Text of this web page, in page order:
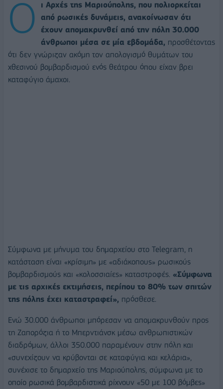
Ο
ι Αρχές της Μαριούπολης, που πολιορκείται
από ρωσικές δυνάμεις, ανακοίνωσαν ότι
έχουν απομακρυνθεί από την πόλη 30.000
άνθρωποι μέσα σε μία εβδομάδα, προσθέτοντας
ότι δεν γνώριζαν ακόμη τον απολογισμό θυμάτων του
χθεσινού βομβαρδισμού ενός θεάτρου όπου είχαν βρει
καταφύγιο άμαχοι.
Σύμφωνα με μήνυμα του δημαρχείου στο Telegram, η
κατάσταση είναι «κρίσιμη» με «αδιάκοπους» ρωσικούς
βομβαρδισμούς και «κολοσσιαίες» καταστροφές. «Σύμφωνα
με τις αρχικές εκτιμήσεις, περίπου το 80% των σπιτών
της πόλης έχει καταστραφεί», πρόσθεσε.
Ενώ 30.000 άνθρωποι μπόρεσαν να απομακρυνθούν προς
τη Ζαπορόζια ή το Μπερντιάνσκ μέσω ανθρωπιστικών
διαδρόμων, άλλοι 350.000 παραμένουν στην πόλη και
«συνεχίζουν να κρύβονται σε καταφύγια και κελάρια»,
συνέχισε το δημαρχείο της Μαριούπολης, σύμφωνα με το
οποίο ρωσικά βομβαρδιστικά ρίχνουν «50 με 100 βόμβες»